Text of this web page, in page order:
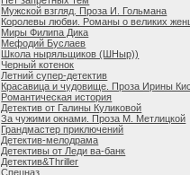
Мужской взгляд. Проза И. Гольмана
Королевы любви. Романы о великих
Миры Филипа Дика
Мефодий Буслаев
Школа ныряльщиков (ШНыр))
Черный котенок
Летний супер-детектив
Красавица и чудовище. Проза Ирины
Романтическая история
Детектив от Галины Куликовой
За чужими окнами. Проза М. Метлицкой
Грандмастер приключений
Детектив-мелодрама
Детективы от Леди ва-банк
Детектив&Thriller
Спецназ